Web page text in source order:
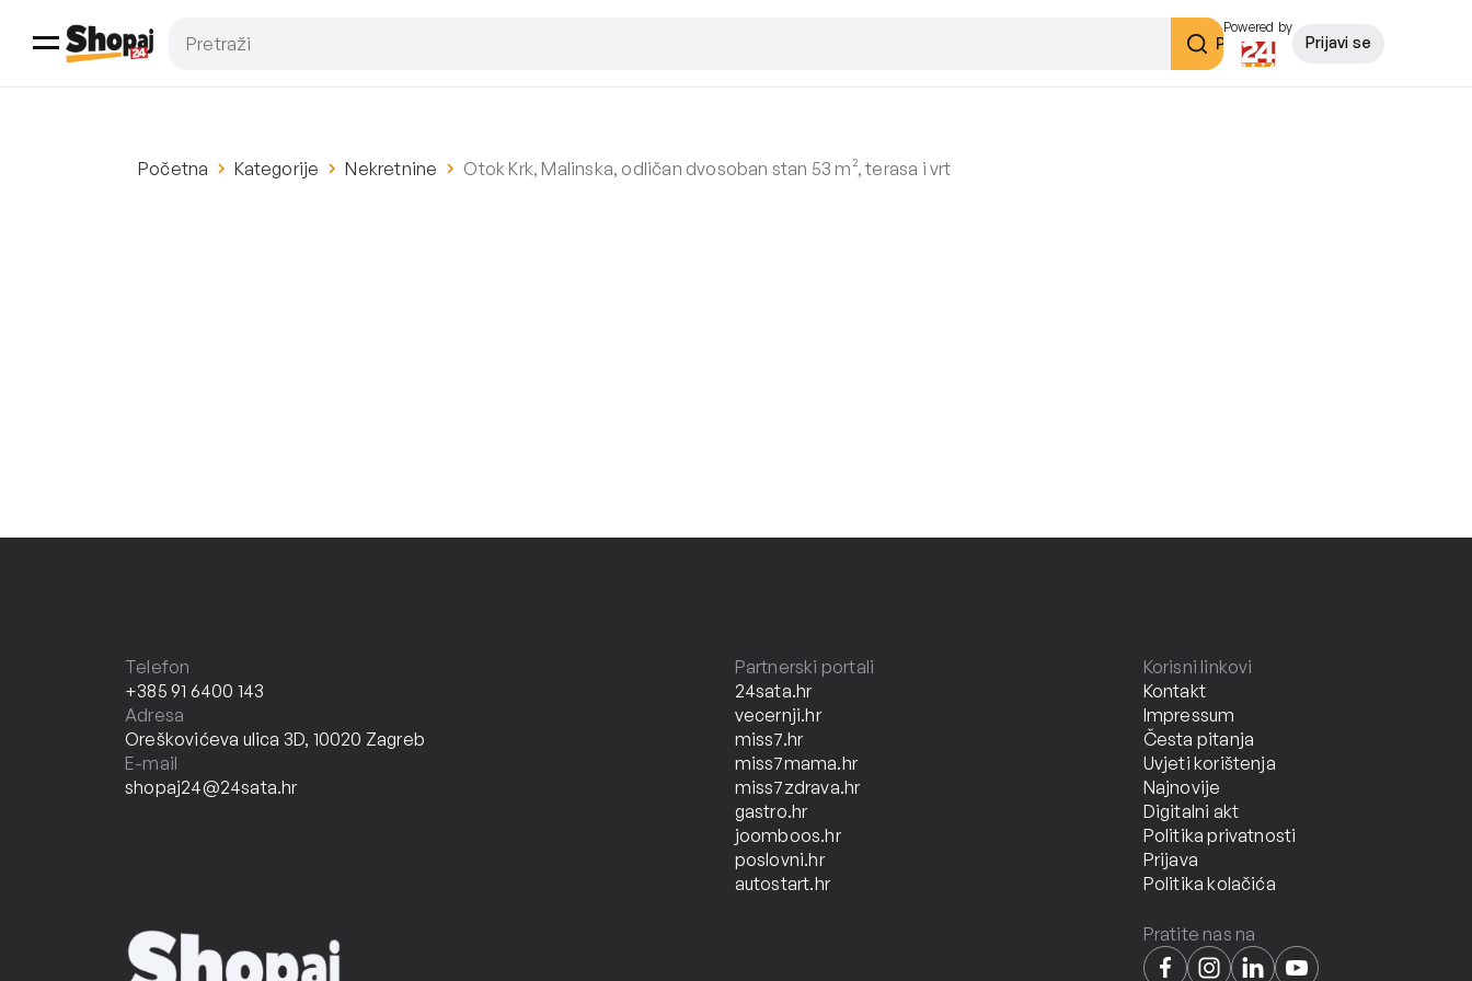
Pretraži
Powered by
Prijavi se
Početna Kategorije Nekretnine Otok Krk, Malinska, odličan dvosoban stan 53 m², terasa i vrt
Telefon
+385 91 6400 143
Adresa
Oreškovićeva ulica 3D, 10020 Zagreb
E-mail
shopaj24@24sata.hr
Partnerski portali
24sata.hr
vecernji.hr
miss7.hr
miss7mama.hr
miss7zdrava.hr
gastro.hr
joomboos.hr
poslovni.hr
autostart.hr
Korisni linkovi
Kontakt
Impressum
Česta pitanja
Uvjeti korištenja
Najnovije
Digitalni akt
Politika privatnosti
Prijava
Politika kolačića
Pratite nas na